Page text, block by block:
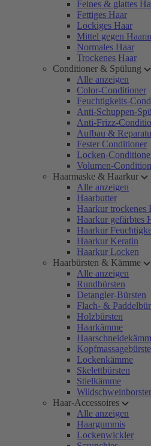
Feines & glattes
Fettiges Haar
Lockiges Haar
Mittel gegen
Normales Haar
Trockenes Haar
Conditioner & Spülung
Alle anzeigen
Color-Conditioner
Feuchtigkeits-
Anti-Schuppen-
Anti-Frizz-
Aufbau &
Fester Conditioner
Locken-
Volumen-
Haarmaske & Haarkur
Alle anzeigen
Haarbutter
Haarkur trockenes
Haarkur gefärbtes
Haarkur
Haarkur Keratin
Haarkur Locken
Haarbürsten & Kämme
Alle anzeigen
Rundbürsten
Detangler-Bürsten
Flach- &
Holzbürsten
Haarkämme
Lockenkämme
Skelettbürsten
Stielkämme
Haar-Accessoires
Alle anzeigen
Haargummis
Lockenwickler